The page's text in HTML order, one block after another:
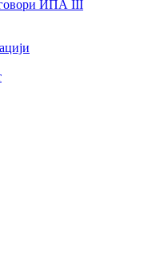
ИПА III